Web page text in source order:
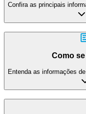
Confira as principais
Como
Entenda as informações